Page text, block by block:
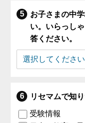
お子さまの中
い。いらっし
答ください。
リセマムで知
受験情報